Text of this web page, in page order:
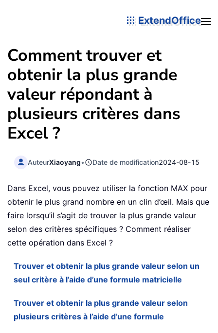
ExtendOffice
Comment trouver et
obtenir la plus grande
valeur répondant à
plusieurs critères dans
Excel ?
AuteurXiaoyang• Date de modification2024-08-15
Dans Excel, vous pouvez utiliser la fonction MAX pour
obtenir le plus grand nombre en un clin d’œil. Mais que
faire lorsqu’il s’agit de trouver la plus grande valeur
selon des critères spécifiques ? Comment réaliser
cette opération dans Excel ?
Trouver et obtenir la plus grande valeur selon un
seul critère à l’aide d’une formule matricielle
Trouver et obtenir la plus grande valeur selon
plusieurs critères à l’aide d’une formule